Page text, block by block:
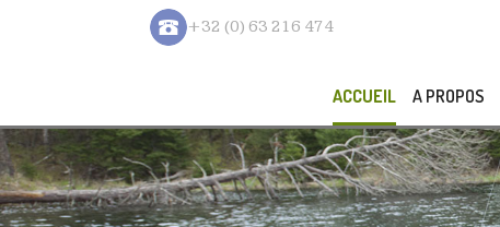
+32 (0) 63 216 474
ACCUEIL A PROPOS